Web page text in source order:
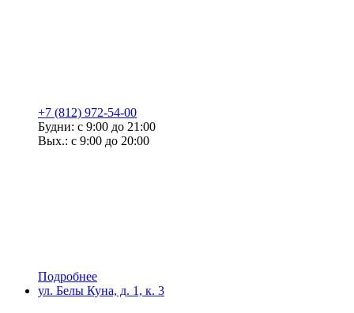
+7 (812) 972-54-00
Будни: с 9:00 до 21:00
Вых.: с 9:00 до 20:00
Подробнее
ул. Белы Куна, д. 1, к. 3